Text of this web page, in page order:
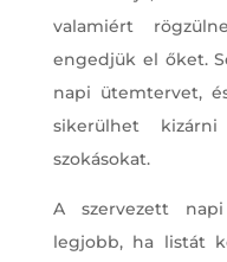
valamiért
engedjük el őket.
napi ütemtervet,
sikerülhet
szokásokat.
A szervezett
legjobb, ha listát